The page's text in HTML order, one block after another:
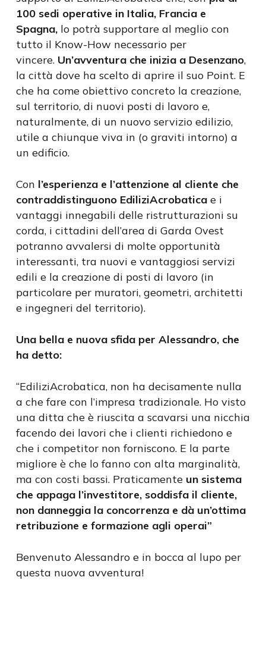
100 sedi operative in Italia, Francia e
Spagna,lo potrà supportare al meglio con
tutto il Know-How necessario per
vincere. Un’avventura che inizia a Desenzano,
la città dove ha scelto di aprire il suo Point. E
che ha come obiettivo concreto la creazione,
sul territorio, di nuovi posti di lavoro e,
naturalmente, di un nuovo servizio edilizio,
utile a chiunque viva in (o graviti intorno) a
un edificio.
Con l’esperienza e l’attenzione al cliente che
contraddistinguono EdiliziAcrobaticae i
vantaggi innegabili delle ristrutturazioni su
corda, i cittadini dell’area di Garda Ovest
potranno avvalersi di molte opportunità
interessanti, tra nuovi e vantaggiosi servizi
edili e la creazione di posti di lavoro (in
particolare per muratori, geometri, architetti
e ingegneri del territorio).
Una bella e nuova sfida per Alessandro, che
ha detto:
“EdiliziAcrobatica, non ha decisamente nulla
a che fare con l’impresa tradizionale. Ho visto
una ditta che è riuscita a scavarsi una nicchia
facendo dei lavori che i clienti richiedono e
che i competitor non forniscono. E la parte
migliore è che lo fanno con alta marginalità,
ma con costi bassi. Praticamente un sistema
che appaga l’investitore, soddisfa il cliente,
non danneggia la concorrenza e dà un’ottima
retribuzione e formazione agli operai”
Benvenuto Alessandro e in bocca al lupo per
questa nuova avventura!